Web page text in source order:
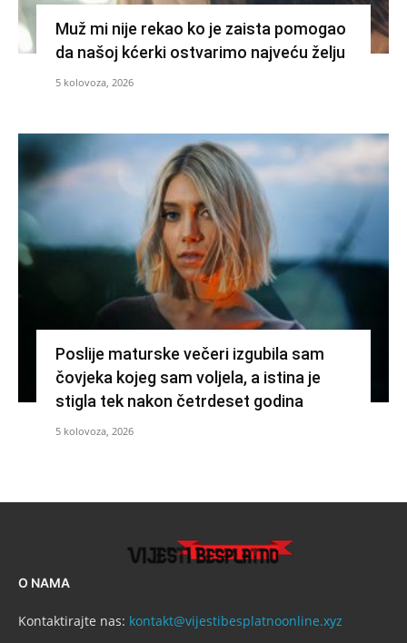
Muž mi nije rekao ko je zaista pomogao
da našoj kćerki ostvarimo najveću želju
5 kolovoza, 2026
Poslije maturske večeri izgubila sam
čovjeka kojeg sam voljela, a istina je
stigla tek nakon četrdeset godina
5 kolovoza, 2026
O NAMA
Kontaktirajte nas: kontakt@vijestibesplatnoonline.xyz